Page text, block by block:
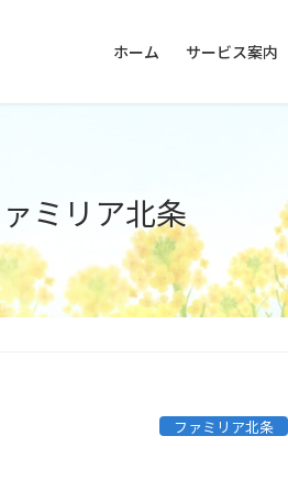
ホーム サービス案内
ミリア北条
ファミリア北条